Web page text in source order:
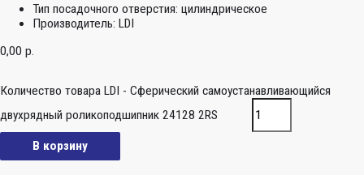
Тип посадочного отверстия: цилиндрическое
Производитель: LDI
0,00 р.
Количество товара LDI - Сферический самоустанавливающийся
двухрядный роликоподшипник 24128 2RS
В корзину